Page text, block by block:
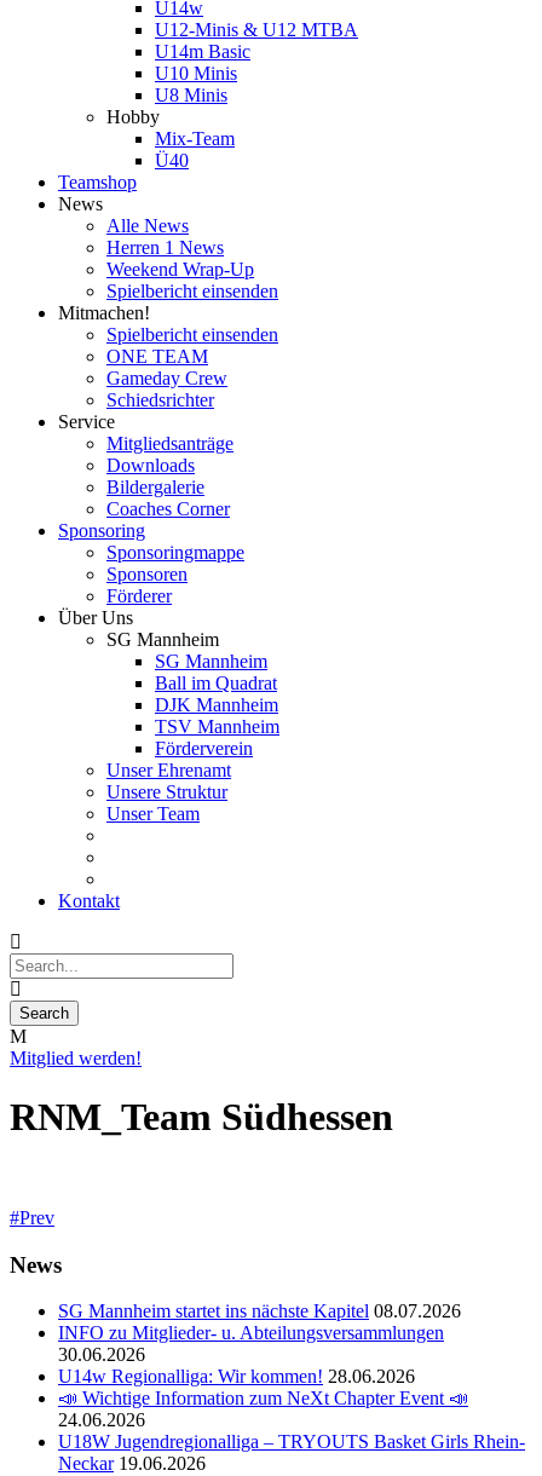
U14w
U12-Minis & U12 MTBA
U14m Basic
U10 Minis
U8 Minis
Hobby
Mix-Team
Ü40
Teamshop
News
Alle News
Herren 1 News
Weekend Wrap-Up
Spielbericht einsenden
Mitmachen!
Spielbericht einsenden
ONE TEAM
Gameday Crew
Schiedsrichter
Service
Mitgliedsanträge
Downloads
Bildergalerie
Coaches Corner
Sponsoring
Sponsoringmappe
Sponsoren
Förderer
Über Uns
SG Mannheim
SG Mannheim
Ball im Quadrat
DJK Mannheim
TSV Mannheim
Förderverein
Unser Ehrenamt
Unsere Struktur
Unser Team
Kontakt
Mitglied werden!
RNM_Team Südhessen
Prev
News
SG Mannheim startet ins nächste Kapitel 08.07.2026
INFO zu Mitglieder- u. Abteilungsversammlungen
30.06.2026
U14w Regionalliga: Wir kommen! 28.06.2026
📣 Wichtige Information zum NeXt Chapter Event 📣
24.06.2026
U18W Jugendregionalliga – TRYOUTS Basket Girls Rhein-
Neckar 19.06.2026